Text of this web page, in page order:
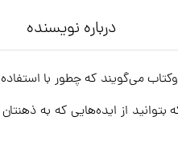
درباره نویسنده
این میکروکتاب می‌گویند که چطور با
از ایده‌هایی که به